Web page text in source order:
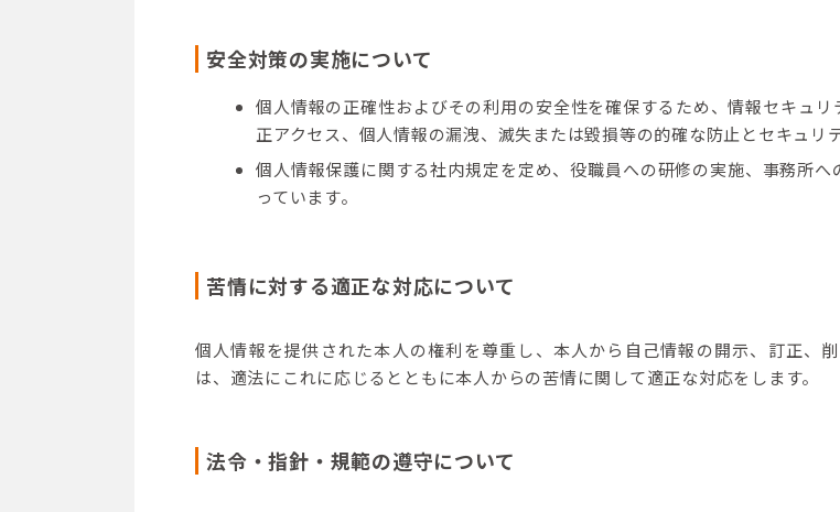
安全対策の実施について
個人情報の正確性およびその利用の安全性を確保するため、情報セキュ
正アクセス、個人情報の漏洩、滅失または毀損等の的確な防止とセキュリ
個人情報保護に関する社内規定を定め、役職員への研修の実施、事務所
っています。
苦情に対する適正な対応について
個人情報を提供された本人の権利を尊重し、本人から自己情報の開示、訂正、
は、適法にこれに応じるとともに本人からの苦情に関して適正な対応をします。
法令・指針・規範の遵守について